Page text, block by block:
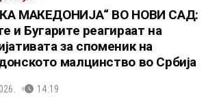
МАКЕДОНИЈА“ ВО НОВИ САД:
и Бугарите реагираат на
за споменик на
малцинство во Србија
14:19